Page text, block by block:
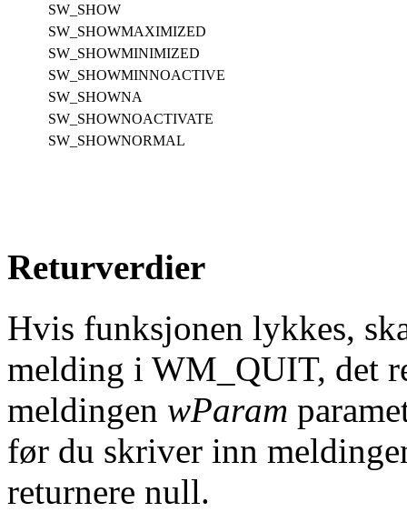
SW_SHOW
SW_SHOWMAXIMIZED
SW_SHOWMINIMIZED
SW_SHOWMINNOACTIVE
SW_SHOWNA
SW_SHOWNOACTIVATE
SW_SHOWNORMAL
Returverdier
Hvis funksjonen lykkes,
melding i WM_QUIT, det
meldingen wParam
før du skriver inn
returnere null.